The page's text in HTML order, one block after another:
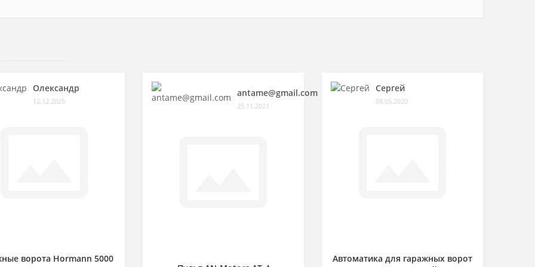
Олександр
12.12.2025
ворота Hormann 5000
antame@gmail.com
25.11.2021
Сергей
08.05.2020
Автоматика для гаражных ворот